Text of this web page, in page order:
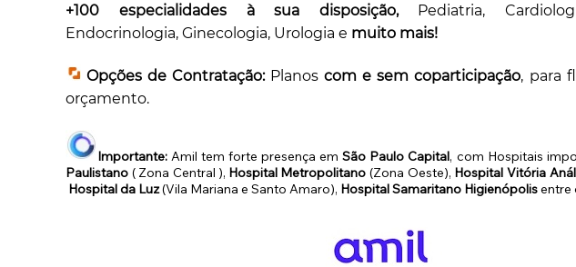
+100 especialidades à sua disposição, Pediatria,
Endocrinologia, Ginecologia, Urologia e muito mais!
Opções de Contratação:Planoscom e sem coparticipação, para
orçamento.
Importante:Amil tem forte presença emSão Paulo Capital, com Hospitais
Paulistano ( Zona Central ), Hospital Metropolitano (Zona Oeste), Hospital Vitória
Hospital da Luz(Vila Mariana e Santo Amaro), Hospital Samaritano Higienópolisentre